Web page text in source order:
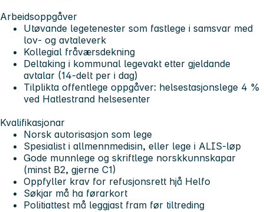
Arbeidsoppgåver
Utøvande legetenester som fastlege i samsvar med
lov‑ og avtaleverk
Kollegial fråværsdekning
Deltaking i kommunal legevakt etter gjeldande
avtalar (14‑delt per i dag)
Tilplikta offentlege oppgåver: helsestasjonslege 4 %
ved Hatlestrand helsesenter
Kvalifikasjonar
Norsk autorisasjon som lege
Spesialist i allmennmedisin, eller lege i ALIS‑løp
Gode munnlege og skriftlege norskkunnskapar
(minst B2, gjerne C1)
Oppfyller krav for refusjonsrett hjå Helfo
Søkjar må ha førarkort
Politiattest må leggjast fram før tiltreding